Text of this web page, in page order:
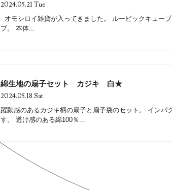
2024.05.21 Tue
オモシロイ雑貨が入ってきました。 ルービックキュー
ブ。 本体...
綿生地の扇子セット カジキ 白★
2024.05.18 Sat
躍動感のあるカジキ柄の扇子と扇子袋のセット。 インパ
す。 透け感のある綿100％...